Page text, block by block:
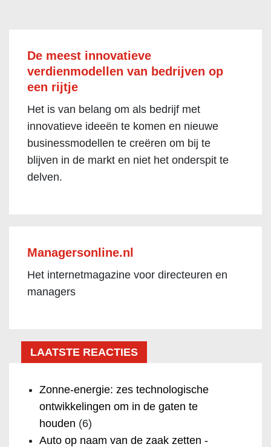
De meest innovatieve
verdienmodellen van bedrijven op
een rijtje
Het is van belang om als bedrijf met
innovatieve ideeën te komen en nieuwe
businessmodellen te creëren om bij te
blijven in de markt en niet het onderspit te
delven.
Managersonline.nl
Het internetmagazine voor directeuren en
managers
LAATSTE REACTIES
Zonne-energie: zes technologische
ontwikkelingen om in de gaten te
houden (6)
Auto op naam van de zaak zetten -